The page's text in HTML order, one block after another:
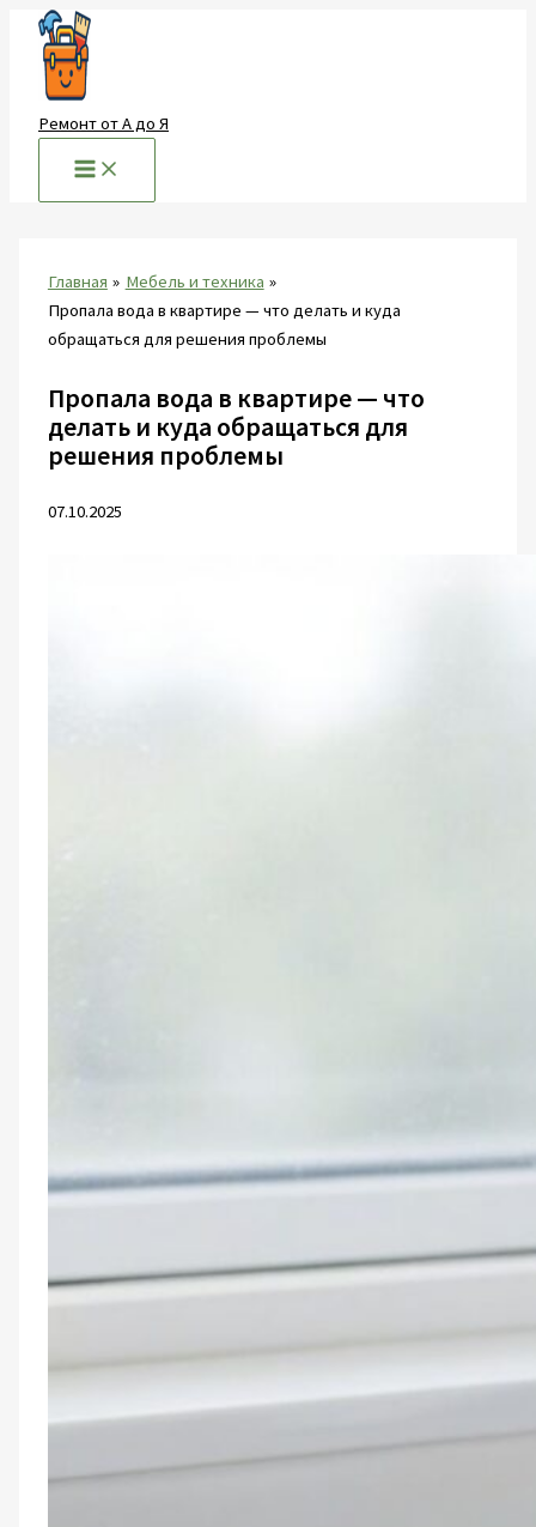
Перейти
содержимому
Ремонт от А до Я
Главная
Мебель и техника
Пропала вода в квартире — что делать и куда
обращаться для решения проблемы
Пропала вода в квартире — что
делать и куда обращаться для
решения проблемы
07.10.2025